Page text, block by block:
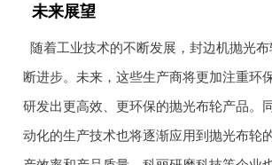
未来展望
随着工业技术的不断发展，封边机抛光
断进步。未来，这些生产商将更加注重环
研发出更高效、更环保的抛光布轮产品。
动化的生产技术也将逐渐应用到抛光布轮